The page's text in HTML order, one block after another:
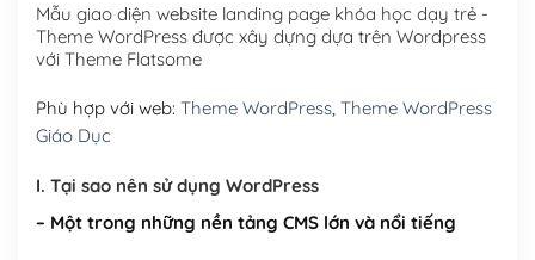
Hosting 2GB SSD (1 năm)(+450,000₫)
Hosting 5GB SSD (1 năm)
Hosting 8GB SSD (1 năm)
Mẫu giao diện website landing page khóa học dạy trẻ -
Theme WordPress được xây dựng dựa trên Wordpress
với Theme Flatsome
Phù hợp với web: Theme WordPress, Theme WordPress
Giáo Dục
I. Tại sao nên sử dụng WordPress
– Một trong những nền tảng CMS lớn và nổi tiếng